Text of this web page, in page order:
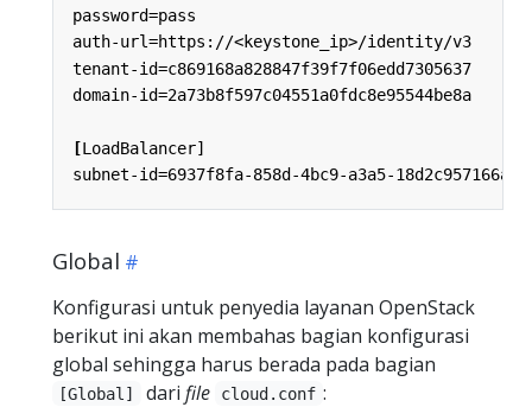
password=pass
auth-url=https://<keystone_ip>/identity/v3
tenant-id=c869168a828847f39f7f06edd7305637
domain-id=2a73b8f597c04551a0fdc8e95544be8a
[LoadBalancer]
subnet-id=6937f8fa-858d-4bc9-a3a5-18d2c957166a
Global
Konfigurasi untuk penyedia layanan OpenStack
berikut ini akan membahas bagian konfigurasi
global sehingga harus berada pada bagian
[Global] dari file cloud.conf :